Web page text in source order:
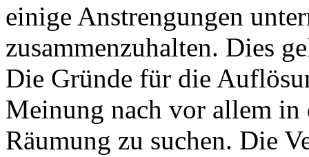
einige Anstrengungen
zusammenzuhalten. Dies
Die Gründe für die
Meinung nach vor allem in
Räumung zu suchen. Die